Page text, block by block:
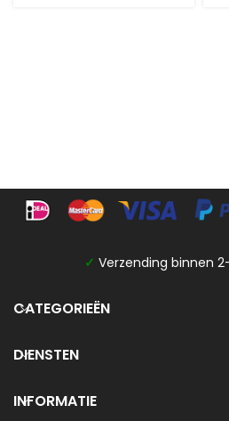
✓ Verzending binnen
CATEGORIEËN
DIENSTEN
INFORMATIE